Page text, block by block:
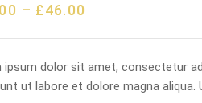
– £46.00
ipsum dolor sit amet, consectetur
ut labore et dolore magna aliqua.